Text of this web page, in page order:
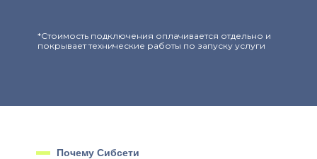
*Стоимость подключения оплачивается отдельно и
покрывает технические работы по запуску услуги
Почему Сибсети